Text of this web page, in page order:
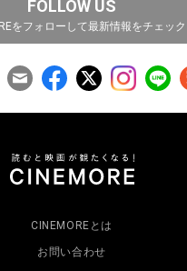
FOLLOW US
をフォローして最新情報をチェック
CINEMOREとは
お問い合わせ